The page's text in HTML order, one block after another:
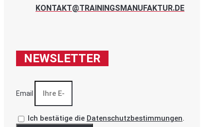
KONTAKT@TRAININGSMANUFAKTUR.DE
NEWSLETTER
Email
Ich bestätige die Datenschutzbestimmungen.